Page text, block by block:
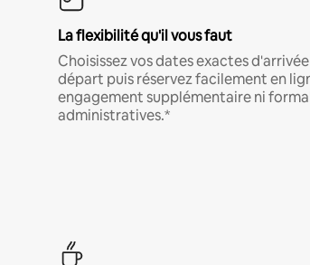
La flexibilité qu'il vous faut
Choisissez vos dates exactes
départ puis réservez facilement en
engagement supplémentaire ni
administratives.*